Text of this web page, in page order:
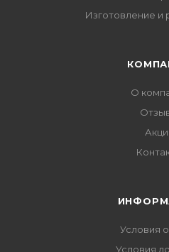
Изготовление и
О
Условия
Условия